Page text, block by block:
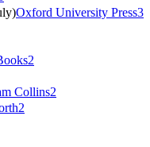
Oxford University Press3
2
Collins2
2